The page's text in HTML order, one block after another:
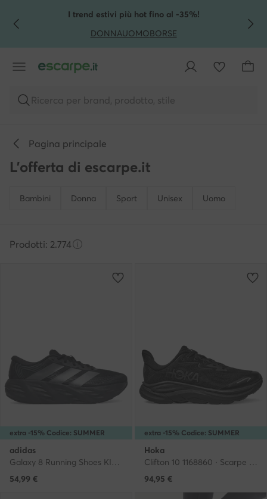
VAI AL CONTENUTO PRINCIPALE
VAI ALLA RICERCAI trend estivi più hot fino al -35%!
DONNAUOMOBORSE
Ricerca per brand, prodotto, stile
Pagina principale
L'offerta di escarpe.it
Bambini Donna Sport Unisex Uomo
Prodotti: 2.774
extra -15% Codice: SUMMER
adidas
Galaxy 8 Running Shoes KI7980 · Scarpe running
54,99 €
extra -15% Codice: SUMMER
Hoka
Clifton 10 1168860 · Scarpe running
94,95 €